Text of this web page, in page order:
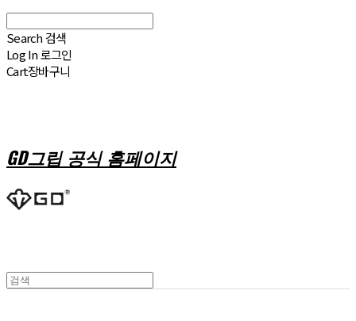
Search 검색
Log In로그인
Cart장바구니
GD그립 공식 홈페이지